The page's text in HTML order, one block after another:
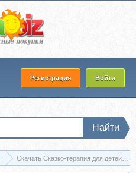
Регистрация Войти
Найти
Скачать Сказко-терапия для детей.